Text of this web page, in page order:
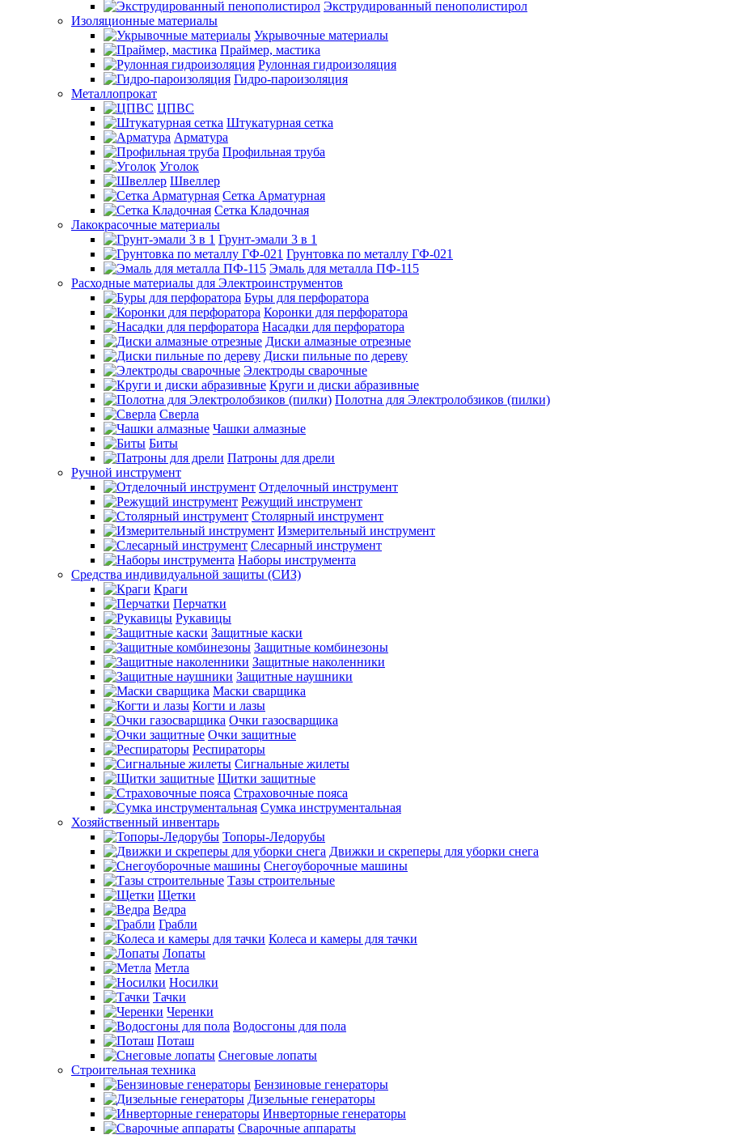
Экструдированный пенополистирол
Изоляционные материалы
Укрывочные материалы
Праймер, мастика
Рулонная гидроизоляция
Гидро-пароизоляция
Металлопрокат
ЦПВС
Штукатурная сетка
Арматура
Профильная труба
Уголок
Швеллер
Сетка Арматурная
Сетка Кладочная
Лакокрасочные материалы
Грунт-эмали 3 в 1
Грунтовка по металлу ГФ-021
Эмаль для металла ПФ-115
Расходные материалы для Электроинструментов
Буры для перфоратора
Коронки для перфоратора
Насадки для перфоратора
Диски алмазные отрезные
Диски пильные по дереву
Электроды сварочные
Круги и диски абразивные
Полотна для Электролобзиков (пилки)
Сверла
Чашки алмазные
Биты
Патроны для дрели
Ручной инструмент
Отделочный инструмент
Режущий инструмент
Столярный инструмент
Измерительный инструмент
Слесарный инструмент
Наборы инструмента
Средства индивидуальной защиты (СИЗ)
Краги
Перчатки
Рукавицы
Защитные каски
Защитные комбинезоны
Защитные наколенники
Защитные наушники
Маски сварщика
Когти и лазы
Очки газосварщика
Очки защитные
Респираторы
Сигнальные жилеты
Щитки защитные
Страховочные пояса
Сумка инструментальная
Хозяйственный инвентарь
Топоры-Ледорубы
Движки и скреперы для уборки снега
Снегоуборочные машины
Тазы строительные
Щетки
Ведра
Грабли
Колеса и камеры для тачки
Лопаты
Метла
Носилки
Тачки
Черенки
Водосгоны для пола
Поташ
Снеговые лопаты
Строительная техника
Бензиновые генераторы
Дизельные генераторы
Инверторные генераторы
Сварочные аппараты